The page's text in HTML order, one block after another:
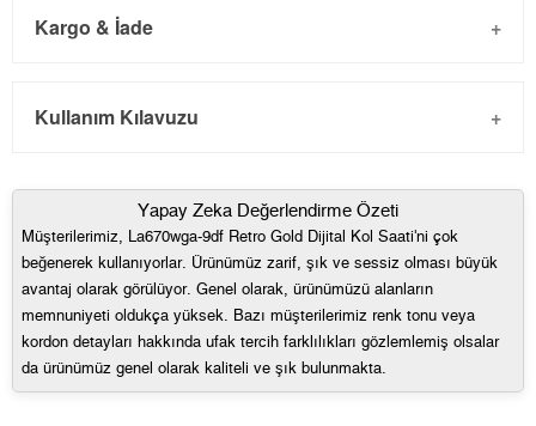
2 1.761,78 ₺ 3.523,56 ₺
3.847,95 ₺
Kargo & İade
- İnternet mağazamızdan yapacağınız tüm alışverişlerde
Türkiye'nin her yerine 2.500₺ ve üzeri alışverişlerde Yurtiçi
Kargo ile ücretsiz gönderilir.
İade
- Kargonuz elinize ulaştığı tarihten itibaren 14 gün içerisinde
Kullanım Kılavuzu
Yapay Zeka Değerlendirme Özeti
Müşterilerimiz, La670wga-9df Retro Gold Dijital Kol Saati'ni çok
beğenerek kullanıyorlar. Ürünümüz zarif, şık ve sessiz olması büyük
avantaj olarak görülüyor. Genel olarak, ürünümüzü alanların
memnuniyeti oldukça yüksek. Bazı müşterilerimiz renk tonu veya
kordon detayları hakkında ufak tercih farklılıkları gözlemlemiş olsalar
da ürünümüz genel olarak kaliteli ve şık bulunmakta.